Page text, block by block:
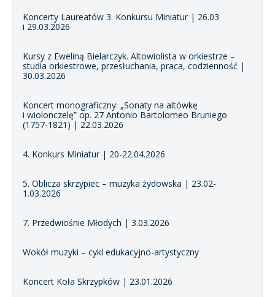
Koncerty Laureatów 3. Konkursu Miniatur | 26.03
i 29.03.2026
Kursy z Eweliną Bielarczyk. Altowiolista w orkiestrze –
studia orkiestrowe, przesłuchania, praca, codzienność |
30.03.2026
Koncert monograficzny: „Sonaty na altówkę
i wiolonczelę” op. 27 Antonio Bartolomeo Bruniego
(1757-1821) | 22.03.2026
4. Konkurs Miniatur | 20-22.04.2026
5. Oblicza skrzypiec – muzyka żydowska | 23.02-
1.03.2026
7. Przedwiośnie Młodych | 3.03.2026
Wokół muzyki – cykl edukacyjno-artystyczny
Koncert Koła Skrzypków | 23.01.2026